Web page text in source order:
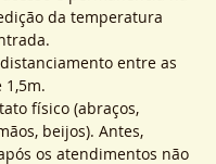
da temperatura
entre as
1,5m.
físico (abraços,
beijos). Antes,
os atendimentos não